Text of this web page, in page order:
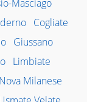
Masciago
Cogliate
Giussano
Limbiate
Nova Milanese